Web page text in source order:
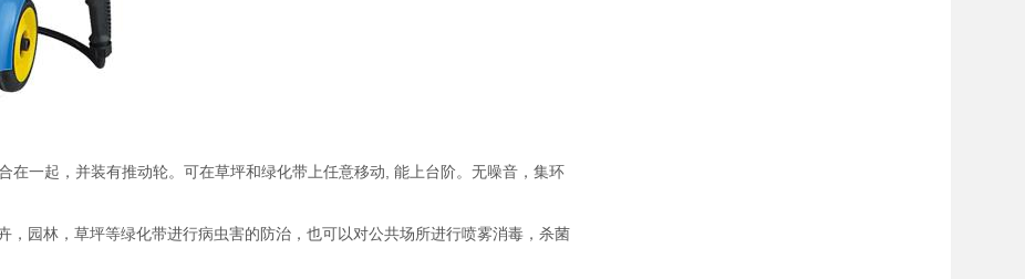
起，并装有推动轮。可在草坪和绿化带上任意移动, 能上台阶。无噪音，集环
园林，草坪等绿化带进行病虫害的防治，也可以对公共场所进行喷雾消毒，杀菌